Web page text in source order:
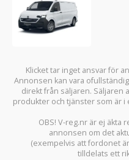
Klicket tar inget ansvar för
Annonsen kan vara
direkt från säljaren. Säljaren
produkter och tjänster som är i
OBS! V-reg.nr är ej äkta
annonsen om det
(exempelvis att fordonet
tilldelats ett